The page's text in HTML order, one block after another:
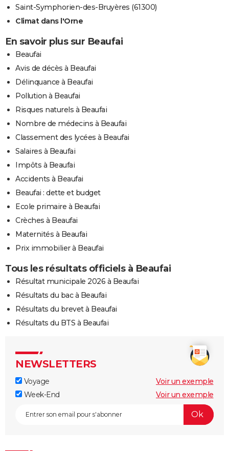
Saint-Symphorien-des-Bruyères (61300)
Climat dans l'Orne
En savoir plus sur Beaufai
Beaufai
Avis de décès à Beaufai
Délinquance à Beaufai
Pollution à Beaufai
Risques naturels à Beaufai
Nombre de médecins à Beaufai
Classement des lycées à Beaufai
Salaires à Beaufai
Impôts à Beaufai
Accidents à Beaufai
Beaufai : dette et budget
Ecole primaire à Beaufai
Crèches à Beaufai
Maternités à Beaufai
Prix immobilier à Beaufai
Tous les résultats officiels à Beaufai
Résultat municipale 2026 à Beaufai
Résultats du bac à Beaufai
Résultats du brevet à Beaufai
Résultats du BTS à Beaufai
NEWSLETTERS
Voyage
Voir un exemple
Week-End
Voir un exemple